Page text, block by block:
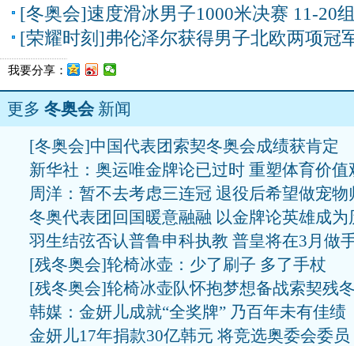
[冬奥会]速度滑冰男子1000米决赛 11-20
[荣耀时刻]弗伦泽尔获得男子北欧两项冠
我要分享：
更多 冬奥会新闻
[冬奥会]中国代表团索契冬奥会成绩获肯定
新华社：奥运唯金牌论已过时 重塑体育价值
周洋：暂不去考虑三连冠 退役后希望做宠物
冬奥代表团回国暖意融融 以金牌论英雄成为
羽生结弦否认普鲁申科执教 普皇将在3月做
[残冬奥会]轮椅冰壶：少了刷子 多了手杖
[残冬奥会]轮椅冰壶队怀抱梦想备战索契残
韩媒：金妍儿成就“全奖牌” 乃百年未有佳绩
金妍儿17年捐款30亿韩元 将竞选奥委会委员